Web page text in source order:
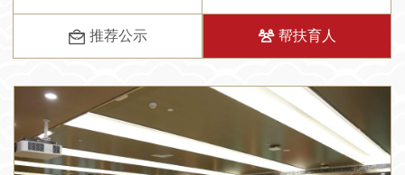
推荐公示 帮扶育人